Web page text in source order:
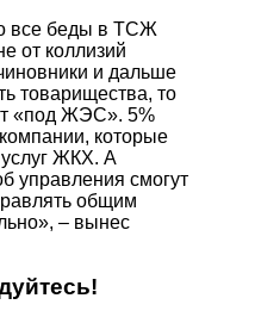
все беды в ТСЖ
от коллизий
и дальше
товарищества, то
«под ЖЭС». 5%
которые
ЖКХ. А
управления смогут
общим
– вынес